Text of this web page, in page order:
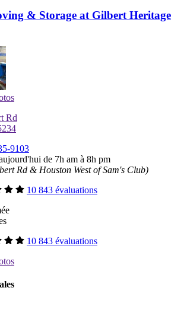
& Storage at Gilbert Heritage
Rd
9103
de 7h am à 8h pm
Rd & Houston West of Sam's Club)
10 843 évaluations
10 843 évaluations